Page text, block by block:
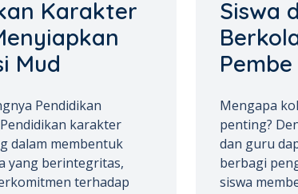
Karakter
Mud
Pendidikan
karakter
dalam membentuk
yang berintegritas,
terhadap
Siswa
Pembe
Mengapa
penting?
dan guru
berbagi
siswa